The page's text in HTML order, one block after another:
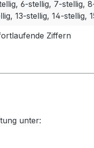
6-stellig, 7-stellig,
13-stellig, 14-stellig,
Ziffern
unter: